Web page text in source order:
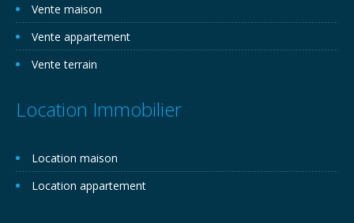
Vente maison
Vente appartement
Vente terrain
Location Immobilier
Location maison
Location appartement